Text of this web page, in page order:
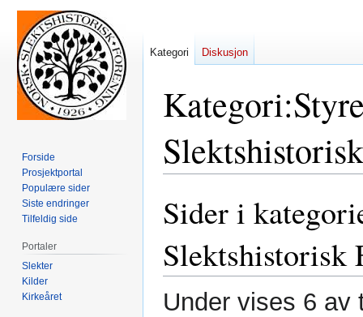
Kategori:
til
til
Sider i
Slektshistorisk
Under vises 6 av
Kategori Diskusjon
Forside
Prosjektportal
Populære sider
Siste endringer
Tilfeldig side
Portaler
Slekter
Kilder
Kirkeåret